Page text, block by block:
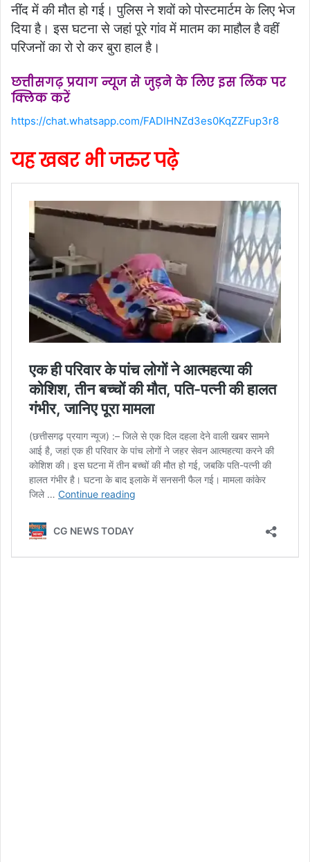
नींद में की मौत हो गई। पुलिस ने शवों को पोस्टमार्टम के लिए भेज
दिया है। इस घटना से जहां पूरे गांव में मातम का माहौल है वहीं
परिजनों का रो रो कर बुरा हाल है।
छत्तीसगढ़ प्रयाग न्यूज से जुड़ने के लिए इस लिंक पर
क्लिक करें
https://chat.whatsapp.com/FADIHNZd3es0KqZZFup3r8
यह खबर भी जरुर पढ़े